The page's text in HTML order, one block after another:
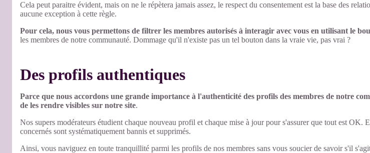
Cela peut paraitre évident, mais on ne le répètera jamais assez, le respect du consentement est la base des
aucune exception à cette règle.
Pour cela, nous vous permettons de filtrer les membres autorisés à interagir avec vous en utilisant le
les membres de notre communauté. Dommage qu'il n'existe pas un tel bouton dans la vraie vie, pas vrai ?
Des profils authentiques
Parce que nous accordons une grande importance à l'authenticité des profils des membres de notre
de les rendre visibles sur notre site.
Nos supers modérateurs étudient chaque nouveau profil et chaque mise à jour pour s'assurer que tout est OK.
concernés sont systématiquement bannis et supprimés.
Ainsi, vous naviguez en toute tranquillité parmi les profils de nos membres sans vous soucier de savoir s'il